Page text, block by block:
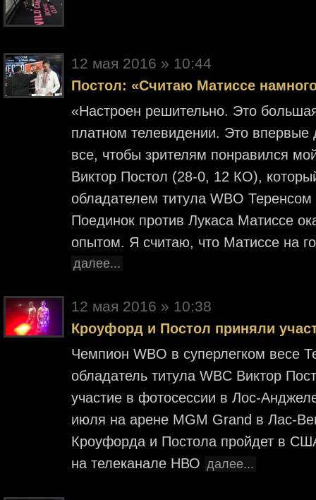
12 мая 2016 » 10:44
Постол: «Считаю Матиссе
«Настроен решительно. Это
платном телевидении. Это
все, чтобы зрителям понравился
Виктор Постол (28-0, 12 КО),
обладателем титула WBO
Поединок против Лукаса Матиссе
опытом. Я считаю, что Матиссе на
далее...
12 мая 2016 » 10:38
Кроуфорд и Постол приняли
Чемпион WBO в суперлегком весе
обладатель титула WBC Виктор
участие в фотосессии в Лос-
июля на арене MGM Grand в Лас-
Кроуфорда и Постола пройдет в
на телеканале НВО далее...